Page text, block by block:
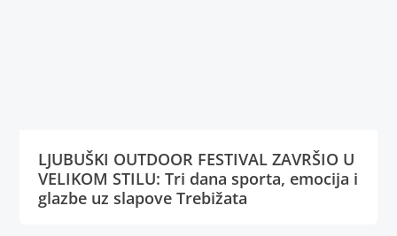
LJUBUŠKI OUTDOOR FESTIVAL ZAVRŠIO U
VELIKOM STILU: Tri dana sporta, emocija i
glazbe uz slapove Trebižata